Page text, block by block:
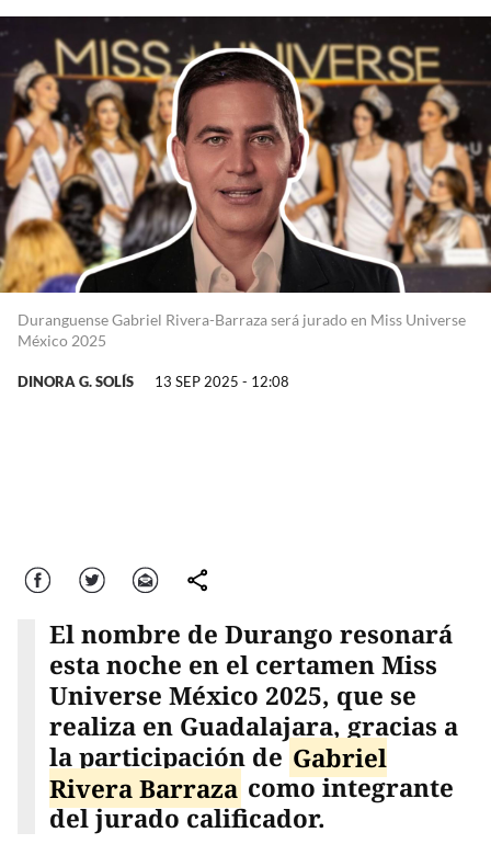
Duranguense Gabriel Rivera-Barraza será jurado en Miss Universe
México 2025
DINORA G. SOLÍS 13 SEP 2025 - 12:08
Facebook Twitter Correo comparte
El nombre de Durango resonará
esta noche en el certamen Miss
Universe México 2025, que se
realiza en Guadalajara, gracias a
la participación de Gabriel
Rivera Barraza como integrante
del jurado calificador.